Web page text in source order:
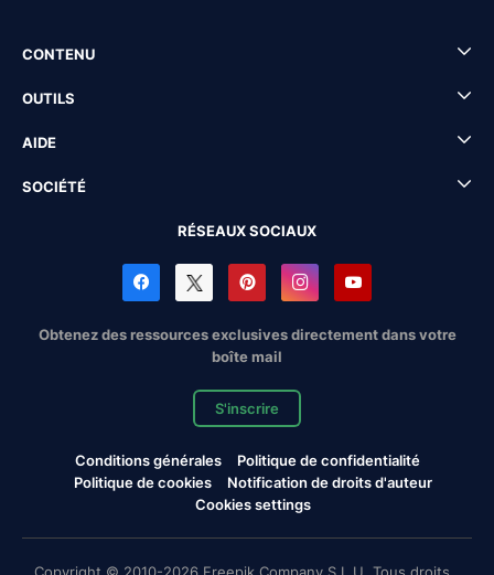
CONTENU
OUTILS
AIDE
SOCIÉTÉ
RÉSEAUX SOCIAUX
Obtenez des ressources exclusives directement dans votre
boîte mail
S'inscrire
Conditions générales
Politique de confidentialité
Politique de cookies
Notification de droits d'auteur
Cookies settings